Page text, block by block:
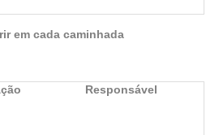
em cada caminhada
ção Responsável